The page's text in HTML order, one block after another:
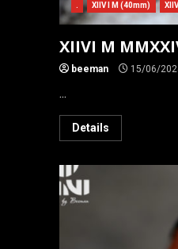
. XIIVI M (40mm)
XIIVI M
beeman 15/06/
...
Details